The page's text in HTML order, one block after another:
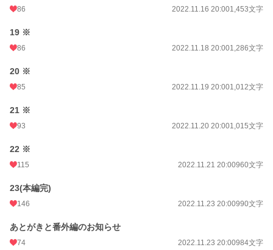
86 2022.11.16 20:001,453文字
19 ※
86 2022.11.18 20:001,286文字
20 ※
85 2022.11.19 20:001,012文字
21 ※
93 2022.11.20 20:001,015文字
22 ※
115 2022.11.21 20:00960文字
23(本編完)
146 2022.11.23 20:00990文字
あとがきと番外編のお知らせ
74 2022.11.23 20:00984文字